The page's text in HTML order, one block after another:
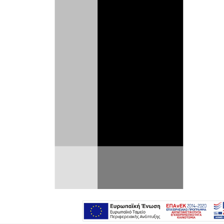
Ο Diogo Jota ήταν πιο διάσημος, ένεκα και
της καριέρας του στη Liverpool. Αλλά κι ο
αδερφός του ήταν επίσης